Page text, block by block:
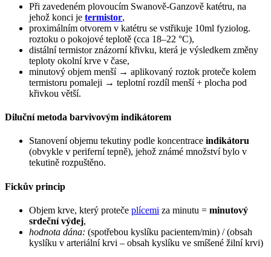
Při zavedeném plovoucím Swanově-Ganzově katétru, na
jehož konci je termistor,
proximálním otvorem v katétru se vstřikuje 10ml fyziolog.
roztoku o pokojové teplotě (cca 18–22 °C),
distální termistor znázorní křivku, která je výsledkem změny
teploty okolní krve v čase,
minutový objem menší → aplikovaný roztok proteče kolem
termistoru pomaleji → teplotní rozdíl menší + plocha pod
křivkou větší.
Diluční metoda barvivovým indikátorem
Stanovení objemu tekutiny podle koncentrace indikátoru
(obvykle v periferní tepně), jehož známé množství bylo v
tekutině rozpuštěno.
Fickův princip
Objem krve, který proteče plícemi za minutu = minutový
srdeční výdej,
hodnota dána: (spotřebou kyslíku pacientem/min) / (obsah
kyslíku v arteriální krvi – obsah kyslíku ve smíšené žilní krvi)